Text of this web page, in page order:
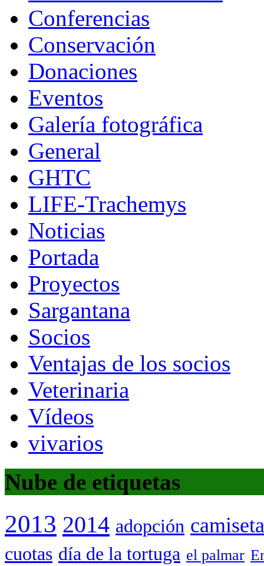
Conferencias
Conservación
Donaciones
Eventos
Galería fotográfica
General
GHTC
LIFE-Trachemys
Noticias
Portada
Proyectos
Sargantana
Socios
Ventajas de los socios
Veterinaria
Vídeos
vivarios
Nube de etiquetas
2013 2014 adopción
cuotas día de la tortuga el palmar